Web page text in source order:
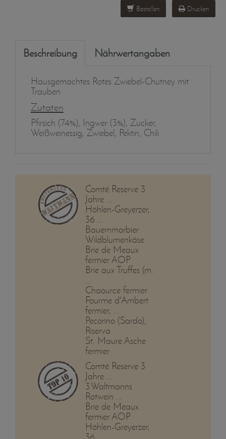
Bestellen Drucken
Beschreibung Nährwertangaben
Hausgemachtes Rotes Zwiebel-Chutney mit
Trauben
Zutaten
Pfirsich (74%), Ingwer (3%), Zucker,
Weißweinessig, Zwiebel, Pektin, Chili
Comté Reserve 3
Jahre ...
Höhlen-Greyerzer,
36 ...
Bauernmorbier
Wildblumenkäse
Brie de Meaux
fermier AOP
Brie aux Truffes (m.
...
Chaource fermier
Fourme d'Ambert
fermier, ...
Pecorino (Sardo),
Riserva
St. Maure Asche
fermier
Comté Reserve 3
Jahre ...
3.Waltmanns
Rotwein ...
Brie de Meaux
fermier AOP
Höhlen-Greyerzer,